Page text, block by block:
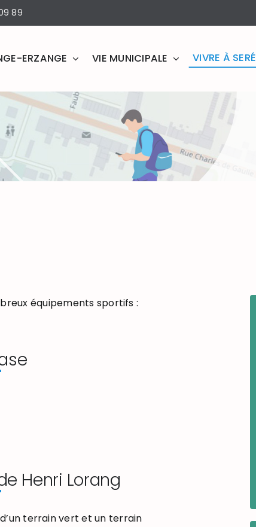
89
ERZANGE VIE MUNICIPALE VIVRE À
équipements sportifs :
Henri Lorang
terrain vert et un terrain